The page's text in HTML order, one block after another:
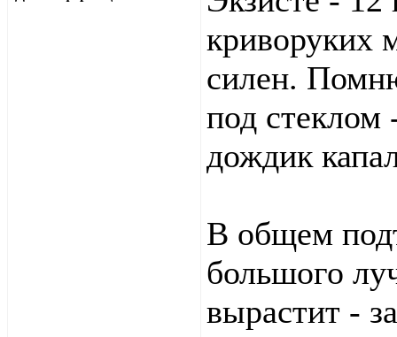
криворуких
силен.
под
дождик
В общем
большого
вырастит -